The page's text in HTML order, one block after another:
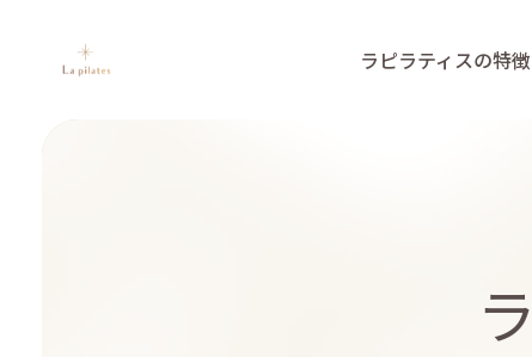
ラピラティスの特徴